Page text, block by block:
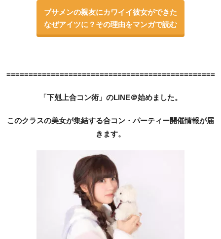
ブサメンの親友にカワイイ彼女ができた
なぜアイツに？その理由をマンガで読む
===============================================
「下剋上合コン術」のLINE＠始めました。
このクラスの美女が集結する合コン・パーティー開催情報が届
きます。